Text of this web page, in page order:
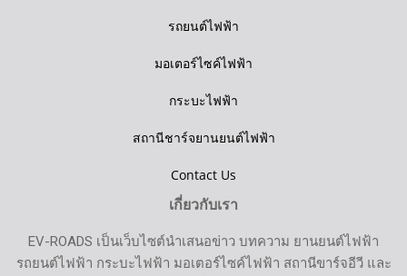
รถยนต์ไฟฟ้า
มอเตอร์ไซค์ไฟฟ้า
กระบะไฟฟ้า
สถานีชาร์จยานยนต์ไฟฟ้า
Contact Us
เกี่ยวกับเรา
EV-ROADS เป็นเว็บไซต์นำเสนอข่าว บทความ ยานยนต์ไฟฟ้า
รถยนต์ไฟฟ้า กระบะไฟฟ้า มอเตอร์ไซค์ไฟฟ้า สถานีขาร์จอีวี และ